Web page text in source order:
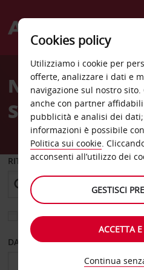
Welcome
AvisNoleggio
Sami
RITIRO DA
Scegli una località di
DAL GIORNO
Cookies policy
Utilizziamo i cookie per
offerte, analizzare i dati e
navigazione sul nostro
anche con partner
pubblicità e analisi dei
informazioni è possibile
Politica sui cookie.
acconsenti all’utilizzo dei
GESTISCI
ACCETTA
Continua